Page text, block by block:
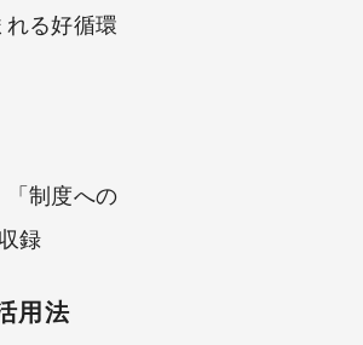
る好循環
「制度への
録
用法